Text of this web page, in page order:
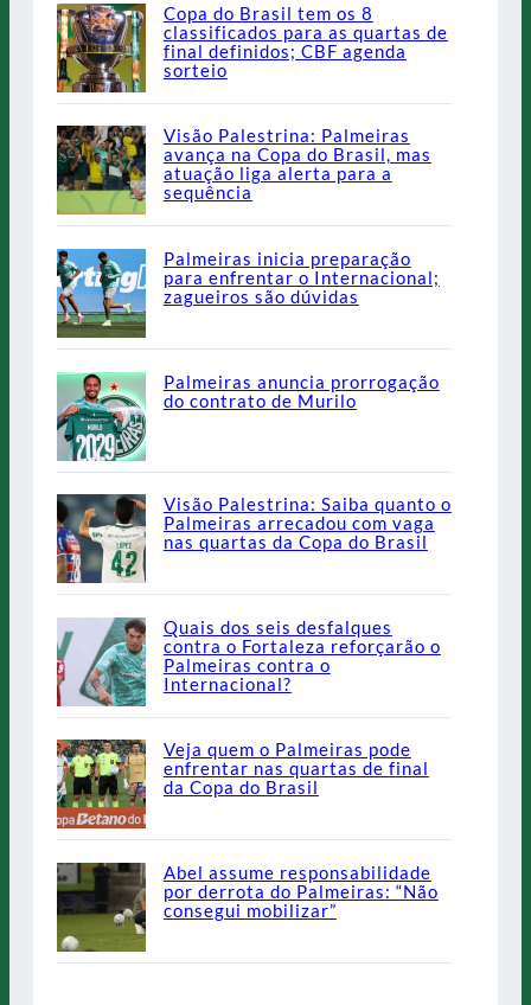
Copa do Brasil tem os 8
classificados para as quartas de
final definidos; CBF agenda
sorteio
Visão Palestrina: Palmeiras
avança na Copa do Brasil, mas
atuação liga alerta para a
sequência
Palmeiras inicia preparação
para enfrentar o Internacional;
zagueiros são dúvidas
Palmeiras anuncia prorrogação
do contrato de Murilo
Visão Palestrina: Saiba quanto o
Palmeiras arrecadou com vaga
nas quartas da Copa do Brasil
Quais dos seis desfalques
contra o Fortaleza reforçarão o
Palmeiras contra o
Internacional?
Veja quem o Palmeiras pode
enfrentar nas quartas de final
da Copa do Brasil
Abel assume responsabilidade
por derrota do Palmeiras: “Não
consegui mobilizar”